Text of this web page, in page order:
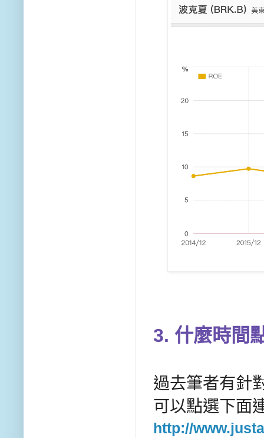
3. 什麼時間
過去筆者有針
可以點選下面
http://